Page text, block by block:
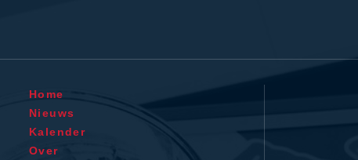
Home
Nieuws
Kalender
Over